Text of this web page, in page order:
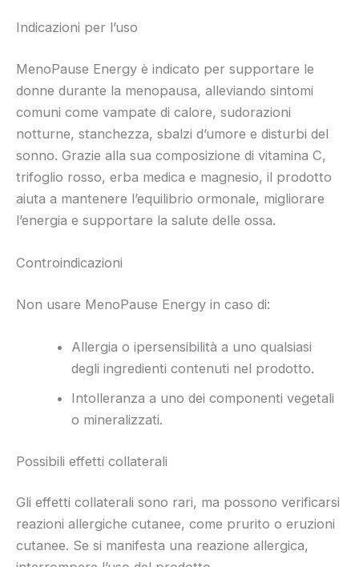
Indicazioni per l’uso
MenoPause Energy è indicato per supportare le
donne durante la menopausa, alleviando sintomi
comuni come vampate di calore, sudorazioni
notturne, stanchezza, sbalzi d’umore e disturbi del
sonno. Grazie alla sua composizione di vitamina C,
trifoglio rosso, erba medica e magnesio, il prodotto
aiuta a mantenere l’equilibrio ormonale, migliorare
l’energia e supportare la salute delle ossa.
Controindicazioni
Non usare MenoPause Energy in caso di:
Allergia o ipersensibilità a uno qualsiasi
degli ingredienti contenuti nel prodotto.
Intolleranza a uno dei componenti vegetali
o mineralizzati.
Possibili effetti collaterali
Gli effetti collaterali sono rari, ma possono verificarsi
reazioni allergiche cutanee, come prurito o eruzioni
cutanee. Se si manifesta una reazione allergica,